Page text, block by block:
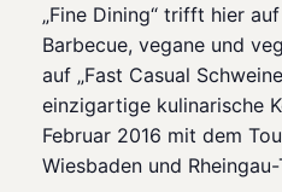
„Fine Dining“ trifft hier
Barbecue, vegane und
auf „Fast Casual
einzigartige kulinarische
Februar 2016 mit dem
Wiesbaden und